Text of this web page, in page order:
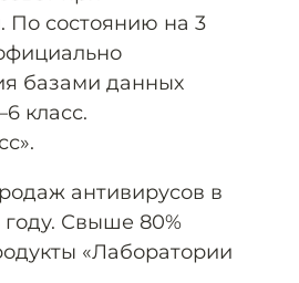
По состоянию на 3
базами данных
класс.
антивирусов в
году. Свыше 80%
«Лаборатории